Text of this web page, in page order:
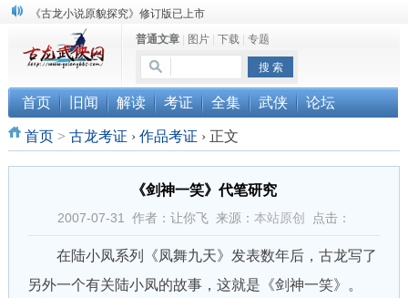
顾雪衣《古龙武侠小说知见录》上市
“武侠书库”查缺补漏活动圆满结束
普通文章| 图片| 下载| 专题
首页 旧闻 解读 考证 全集 武侠 论坛
首页> 古龙考证 › 作品考证 ›正文
《剑神一笑》代笔研究
2007-07-31 作者：让你飞 来源： 本站原创 点击：
在陆小凤系列《凤舞九天》发表数年后，古龙写了
另外一个有关陆小凤的故事，这就是《剑神一笑》。